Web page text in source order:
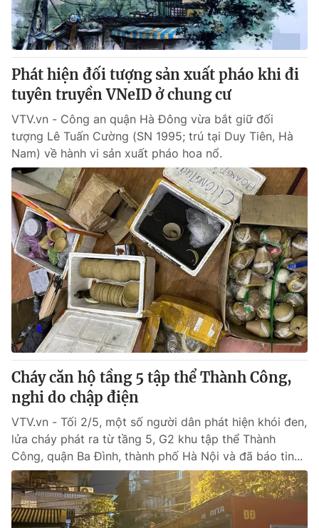
Phát hiện đối tượng sản xuất pháo khi đi
tuyên truyền VNeID ở chung cư
VTV.vn - Công an quận Hà Đông vừa bắt giữ đối
tượng Lê Tuấn Cường (SN 1995; trú tại Duy Tiên, Hà
Nam) về hành vi sản xuất pháo hoa nổ.
Cháy căn hộ tầng 5 tập thể Thành Công,
nghi do chập điện
VTV.vn - Tối 2/5, một số người dân phát hiện khói đen,
lửa cháy phát ra từ tầng 5, G2 khu tập thể Thành
Công, quận Ba Đình, thành phố Hà Nội và đã báo tin...